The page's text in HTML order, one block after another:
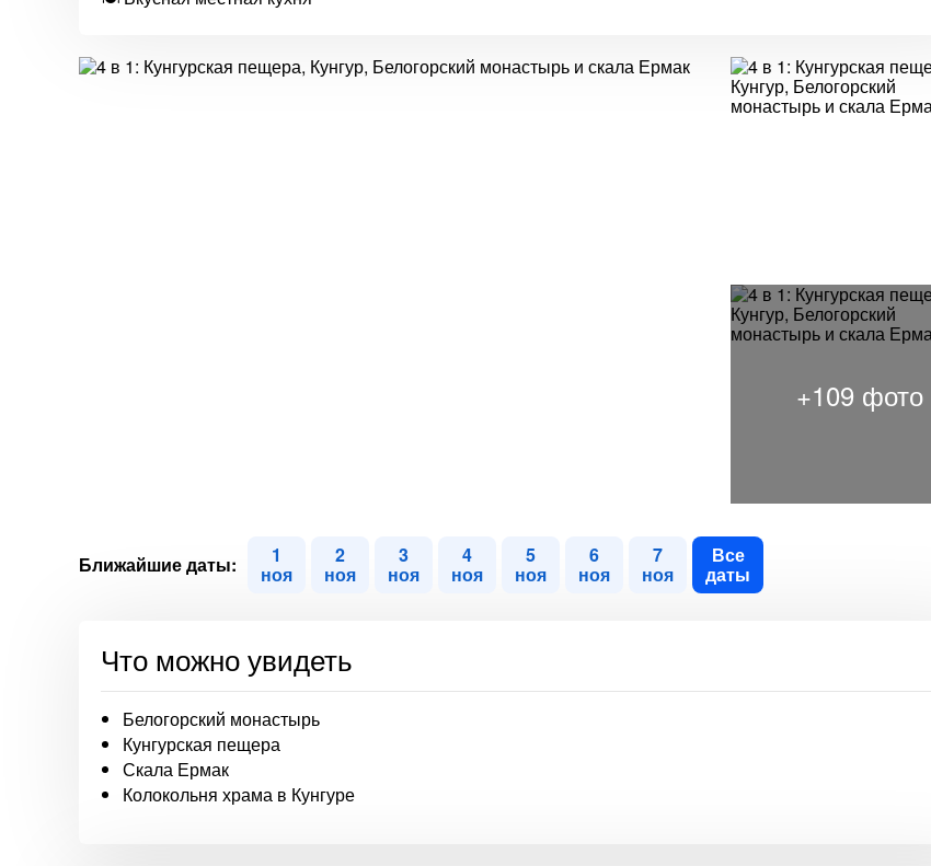
Ближайшие даты: 1
ноя
2
ноя
3
ноя
4
ноя
5
ноя
6
ноя
7
ноя
Все
даты
Что можно увидеть
Белогорский монастырь
Кунгурская пещера
Скала Ермак
Колокольня храма в Кунгуре